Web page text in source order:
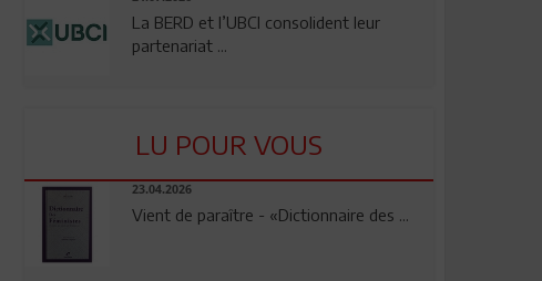
La BERD et l’UBCI consolident leur
partenariat ...
LU POUR VOUS
23.04.2026
Vient de paraître - «Dictionnaire des ...